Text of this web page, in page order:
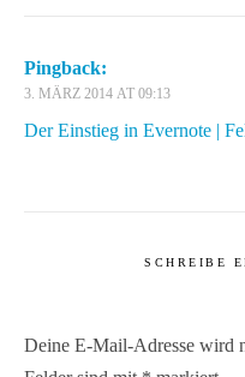
Pingback:
3. MÄRZ 2014 AT 09:13
Der Einstieg in Evernote |
SCHREIBE
Deine E-Mail-Adresse wird